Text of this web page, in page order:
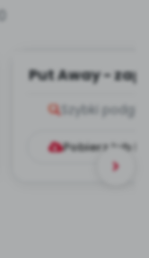
Put Away -
Szybki
Pobierz lub